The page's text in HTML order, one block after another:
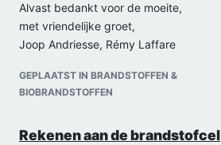
Alvast bedankt voor de moeite,
met vriendelijke groet,
Joop Andriesse, Rémy Laffare
https://imgur.com/tISCI6l
GEPLAATST IN BRANDSTOFFEN &
BIOBRANDSTOFFEN
Rekenen aan de brandstofcel